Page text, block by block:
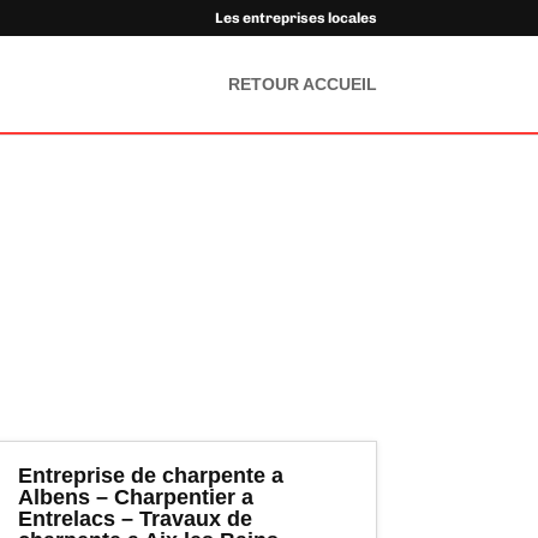
Les entreprises locales
RETOUR ACCUEIL
Entreprise de charpente a
Albens – Charpentier a
Entrelacs – Travaux de